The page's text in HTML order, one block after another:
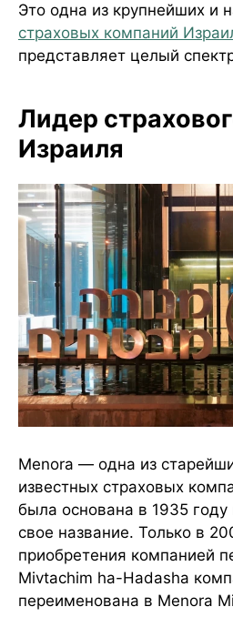
Это одна из крупнейших и
страховых компаний
представляет целый
Лидер
Израиля
Menora — одна из
известных страховых
была основана в 1935
свое название. Только в
приобретения компанией
Mivtachim ha-Hadasha
переименована в Menora